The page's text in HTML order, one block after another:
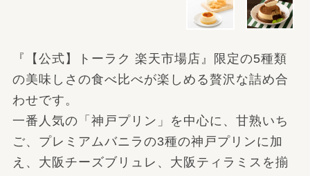
『【公式】トーラク 楽天市場店』限定の5種類
の美味しさの食べ比べが楽しめる贅沢な詰め合
わせです。
一番人気の「神戸プリン」を中心に、甘熟いち
ご、プレミアムバニラの3種の神戸プリンに加
え、大阪チーズブリュレ、大阪ティラミスを揃